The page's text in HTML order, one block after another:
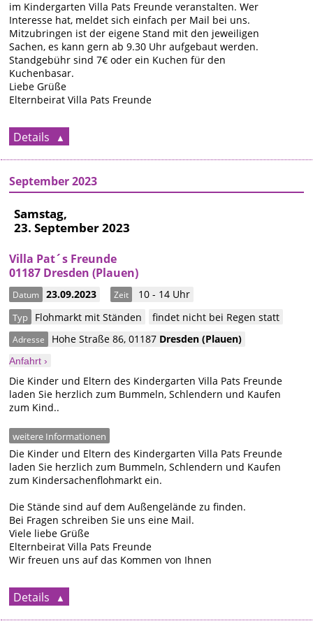
im Kindergarten Villa Pats Freunde veranstalten. Wer
Interesse hat, meldet sich einfach per Mail bei uns.
Mitzubringen ist der eigene Stand mit den jeweiligen
Sachen, es kann gern ab 9.30 Uhr aufgebaut werden.
Standgebühr sind 7€ oder ein Kuchen für den
Kuchenbasar.
Liebe Grüße
Elternbeirat Villa Pats Freunde
Details
September 2023
Samstag,
23. September 2023
Villa Pat´s Freunde
01187 Dresden (Plauen)
Datum 23.09.2023 Zeit 10 - 14 Uhr
Typ Flohmarkt mit Ständen findet nicht bei Regen statt
Adresse Hohe Straße 86,01187 Dresden(Plauen)
Anfahrt ›
Die Kinder und Eltern des Kindergarten Villa Pats Freunde
laden Sie herzlich zum Bummeln, Schlendern und Kaufen
zum Kind..
weitere Informationen
Die Kinder und Eltern des Kindergarten Villa Pats Freunde
laden Sie herzlich zum Bummeln, Schlendern und Kaufen
zum Kindersachenflohmarkt ein.
Die Stände sind auf dem Außengelände zu finden.
Bei Fragen schreiben Sie uns eine Mail.
Viele liebe Grüße
Elternbeirat Villa Pats Freunde
Wir freuen uns auf das Kommen von Ihnen
Details